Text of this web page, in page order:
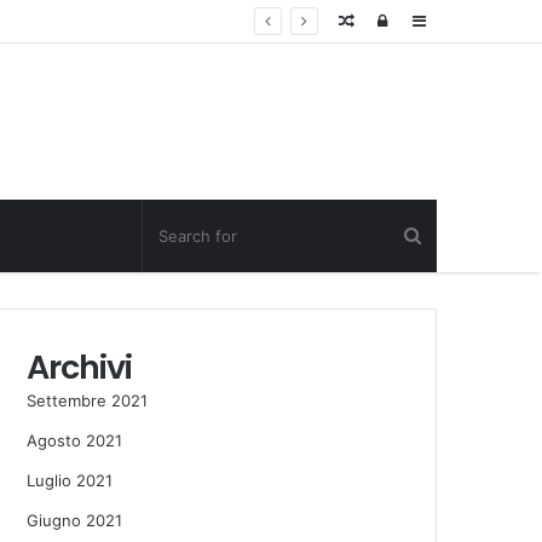
Sidebar
Log
Random
Archivi
Settembre 2021
Agosto 2021
Luglio 2021
Giugno 2021